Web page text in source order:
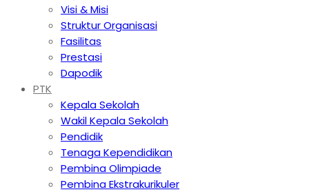
Visi & Misi
Struktur Organisasi
Fasilitas
Prestasi
Dapodik
PTK
Kepala Sekolah
Wakil Kepala Sekolah
Pendidik
Tenaga Kependidikan
Pembina Olimpiade
Pembina Ekstrakurikuler